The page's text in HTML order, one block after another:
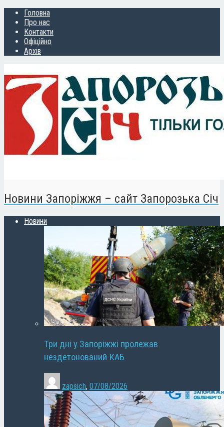
Головна
Про нас
Контакти
Офіційно
Архів
Новини Запоріжжя – сайт Запорозька Січ
Новини
Три дні у Запоріжжі пролежав
нездетонований КАБ
zapsich, 07/08/2026